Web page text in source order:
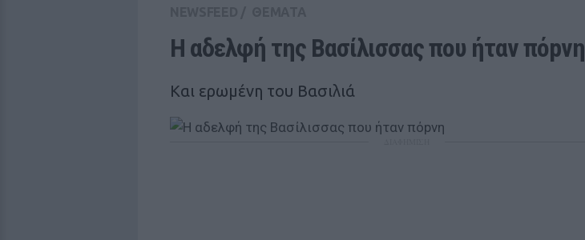
Η αδελφή της Βασίλισσας που ήταν πόpνη
Και ερωμένη του Βασιλιά